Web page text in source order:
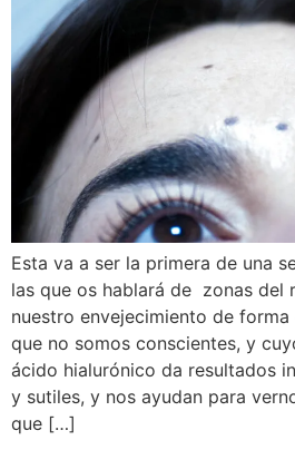
Esta va a ser la primera de una
las que os hablará de zonas del
nuestro envejecimiento de
que no somos conscientes, y
ácido hialurónico da resultados
y sutiles, y nos ayudan para
que […]